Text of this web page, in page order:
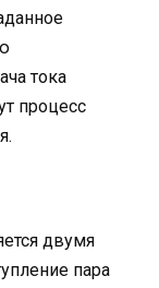
тока
процесс
двумя
пара